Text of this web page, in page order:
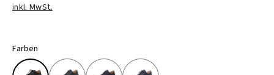
inkl. MwSt.
Farben